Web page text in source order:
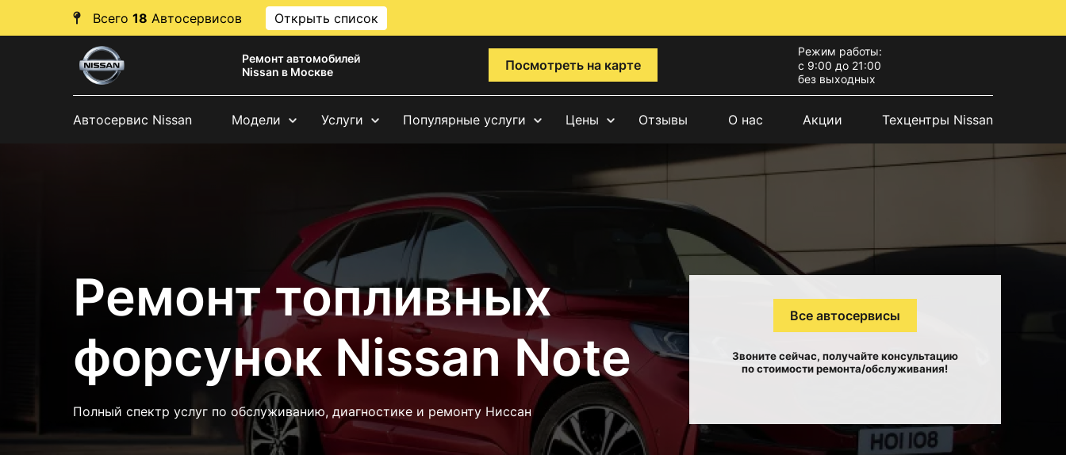
Всего 18 Автосервисов Открыть список
Ремонт автомобилей
Nissan в Москве
Посмотреть на карте
Режим работы:
с 9:00 до 21:00
без выходных
Автосервис Nissan Модели Услуги Популярные услуги Цены Отзывы О нас Акции Техцентры Nissan
Ремонт топливных
форсунок Nissan Note
Полный спектр услуг по обслуживанию, диагностике и ремонту Ниссан
Все автосервисы
Звоните сейчас, получайте консультацию
по стоимости ремонта/обслуживания!